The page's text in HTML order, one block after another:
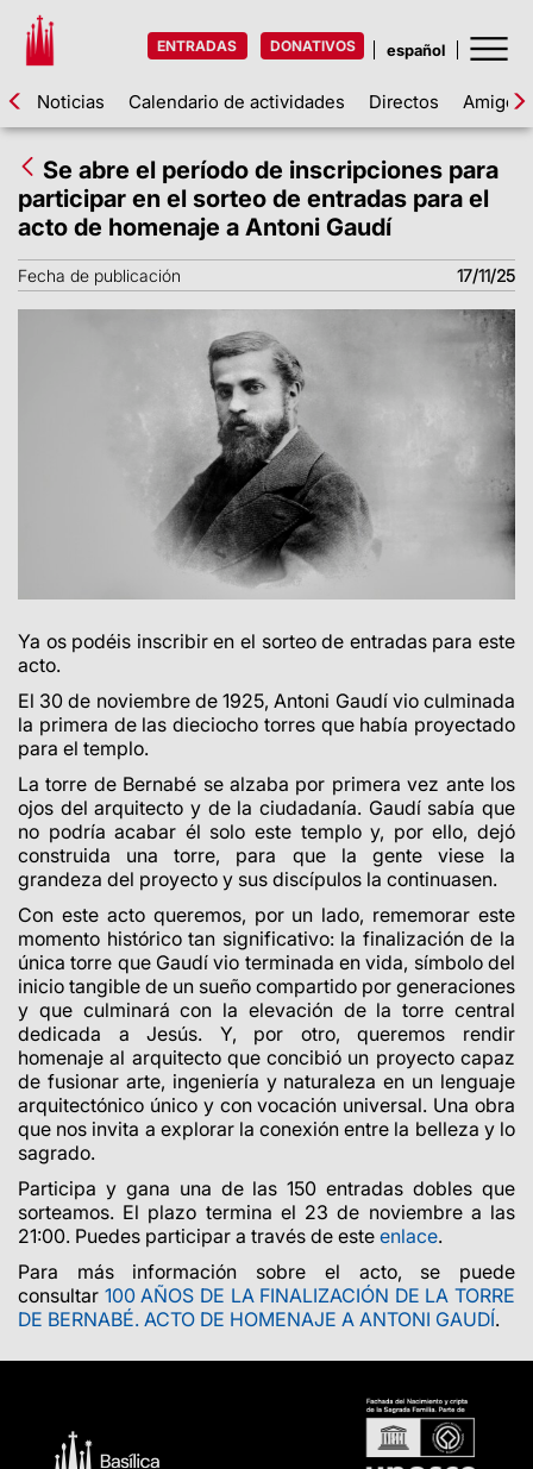
ENTRADAS DONATIVOS
Noticias Calendario de actividades Directos Amigos
Se abre el período de inscripciones para
participar en el sorteo de entradas para el
acto de homenaje a Antoni Gaudí
Fecha de publicación 17/11/25
Ya os podéis inscribir en el sorteo de entradas para este
acto.
El 30 de noviembre de 1925, Antoni Gaudí vio culminada
la primera de las dieciocho torres que había proyectado
para el templo.
La torre de Bernabé se alzaba por primera vez ante los
ojos del arquitecto y de la ciudadanía. Gaudí sabía que
no podría acabar él solo este templo y, por ello, dejó
construida una torre, para que la gente viese la
grandeza del proyecto y sus discípulos la continuasen.
Con este acto queremos, por un lado, rememorar este
momento histórico tan significativo: la finalización de la
única torre que Gaudí vio terminada en vida, símbolo del
inicio tangible de un sueño compartido por generaciones
y que culminará con la elevación de la torre central
dedicada a Jesús. Y, por otro, queremos rendir
homenaje al arquitecto que concibió un proyecto capaz
de fusionar arte, ingeniería y naturaleza en un lenguaje
arquitectónico único y con vocación universal. Una obra
que nos invita a explorar la conexión entre la belleza y lo
sagrado.
Participa y gana una de las 150 entradas dobles que
sorteamos. El plazo termina el 23 de noviembre a las
21:00. Puedes participar a través de este enlace.
Para más información sobre el acto, se puede
consultar 100 AÑOS DE LA FINALIZACIÓN DE LA TORRE
DE BERNABÉ. ACTO DE HOMENAJE A ANTONI GAUDÍ.